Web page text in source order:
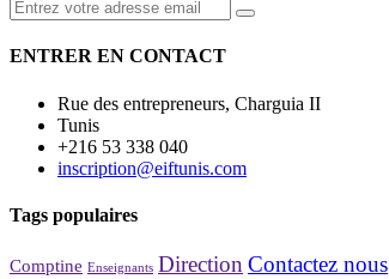
ENTRER EN CONTACT
Rue des entrepreneurs, Charguia II
Tunis
+216 53 338 040
inscription@eiftunis.com
Tags populaires
Comptine Enseignants Direction Contactez nous